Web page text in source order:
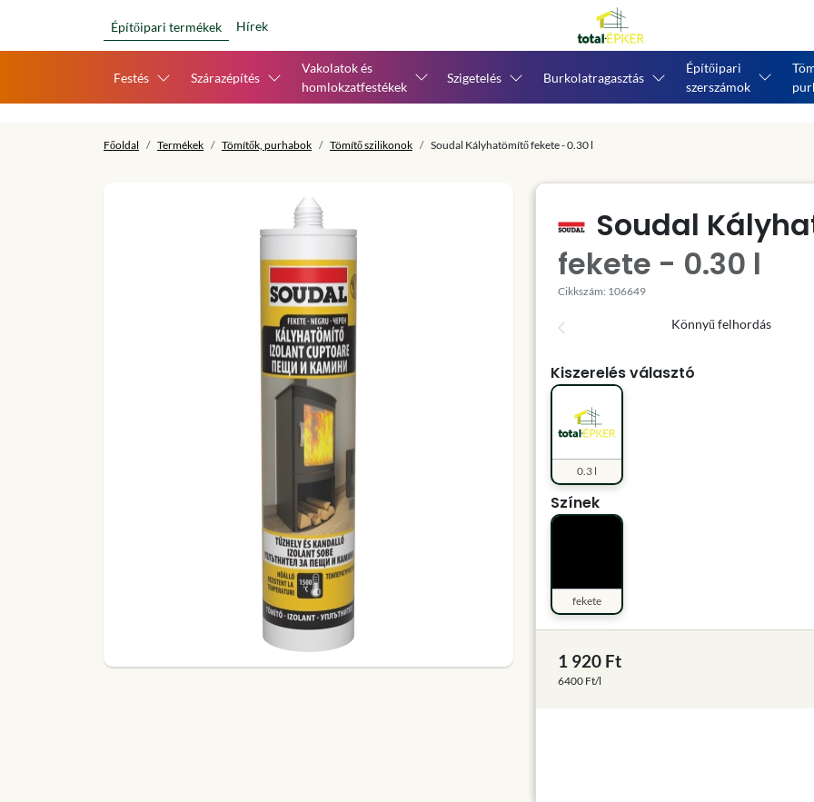
Építőipari termékek Hírek
Festés Szárazépítés
Vakolatok és
homlokzatfestékek
Szigetelés Burkolatragasztás
Építőipari
szerszámok
Főoldal Termékek Tömítők, purhabok Tömítő szilikonok Soudal Kályhatömítő fekete - 0.30 l
Soudal
fekete - 0.30 l
Cikkszám: 106649
Könnyű felhordás
Kiszerelés választó
0.3 l
Színek
fekete
1 920 Ft
6400 Ft/l